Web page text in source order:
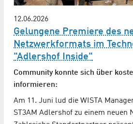
12.06.2026
Gelungene Premiere des
Netzwerkformats im
"Adlershof Inside"
Community konnte sich über
informieren:
Am 11. Juni lud die WISTA
ST3AM Adlershof zu einem neuen